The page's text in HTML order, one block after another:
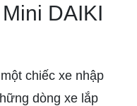
DAIKI
chiếc xe nhập
dòng xe lắp